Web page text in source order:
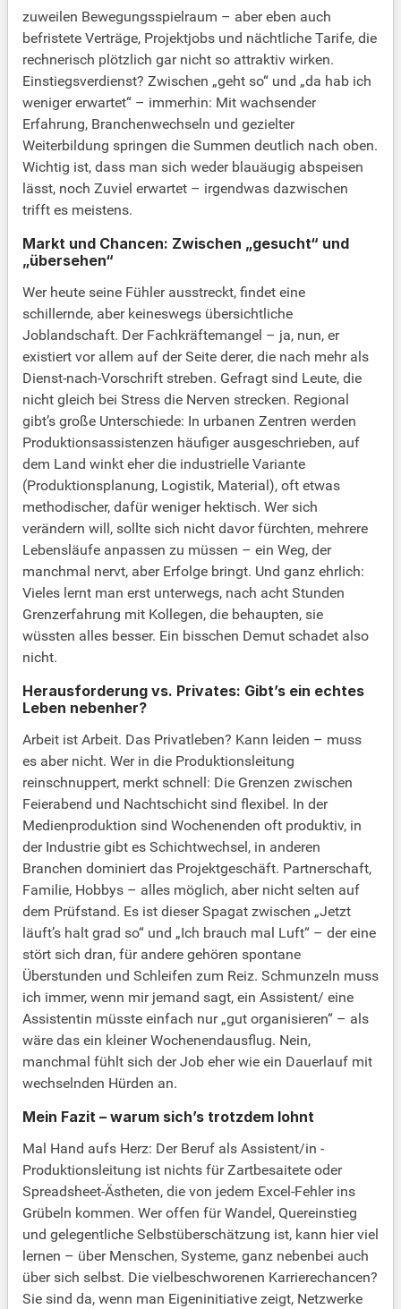
zuweilen Bewegungsspielraum – aber eben auch
befristete Verträge, Projektjobs und nächtliche Tarife, die
rechnerisch plötzlich gar nicht so attraktiv wirken.
Einstiegsverdienst? Zwischen „geht so“ und „da hab ich
weniger erwartet“ – immerhin: Mit wachsender
Erfahrung, Branchenwechseln und gezielter
Weiterbildung springen die Summen deutlich nach oben.
Wichtig ist, dass man sich weder blauäugig abspeisen
lässt, noch Zuviel erwartet – irgendwas dazwischen
trifft es meistens.
Markt und Chancen: Zwischen „gesucht“ und
„übersehen“
Wer heute seine Fühler ausstreckt, findet eine
schillernde, aber keineswegs übersichtliche
Joblandschaft. Der Fachkräftemangel – ja, nun, er
existiert vor allem auf der Seite derer, die nach mehr als
Dienst-nach-Vorschrift streben. Gefragt sind Leute, die
nicht gleich bei Stress die Nerven strecken. Regional
gibt’s große Unterschiede: In urbanen Zentren werden
Produktionsassistenzen häufiger ausgeschrieben, auf
dem Land winkt eher die industrielle Variante
(Produktionsplanung, Logistik, Material), oft etwas
methodischer, dafür weniger hektisch. Wer sich
verändern will, sollte sich nicht davor fürchten, mehrere
Lebensläufe anpassen zu müssen – ein Weg, der
manchmal nervt, aber Erfolge bringt. Und ganz ehrlich:
Vieles lernt man erst unterwegs, nach acht Stunden
Grenzerfahrung mit Kollegen, die behaupten, sie
wüssten alles besser. Ein bisschen Demut schadet also
nicht.
Herausforderung vs. Privates: Gibt’s ein echtes
Leben nebenher?
Arbeit ist Arbeit. Das Privatleben? Kann leiden – muss
es aber nicht. Wer in die Produktionsleitung
reinschnuppert, merkt schnell: Die Grenzen zwischen
Feierabend und Nachtschicht sind flexibel. In der
Medienproduktion sind Wochenenden oft produktiv, in
der Industrie gibt es Schichtwechsel, in anderen
Branchen dominiert das Projektgeschäft. Partnerschaft,
Familie, Hobbys – alles möglich, aber nicht selten auf
dem Prüfstand. Es ist dieser Spagat zwischen „Jetzt
läuft’s halt grad so“ und „Ich brauch mal Luft“ – der eine
stört sich dran, für andere gehören spontane
Überstunden und Schleifen zum Reiz. Schmunzeln muss
ich immer, wenn mir jemand sagt, ein Assistent/ eine
Assistentin müsste einfach nur „gut organisieren“ – als
wäre das ein kleiner Wochenendausflug. Nein,
manchmal fühlt sich der Job eher wie ein Dauerlauf mit
wechselnden Hürden an.
Mein Fazit – warum sich’s trotzdem lohnt
Mal Hand aufs Herz: Der Beruf als Assistent/in -
Produktionsleitung ist nichts für Zartbesaitete oder
Spreadsheet-Ästheten, die von jedem Excel-Fehler ins
Grübeln kommen. Wer offen für Wandel, Quereinstieg
und gelegentliche Selbstüberschätzung ist, kann hier viel
lernen – über Menschen, Systeme, ganz nebenbei auch
über sich selbst. Die vielbeschworenen Karrierechancen?
Sie sind da, wenn man Eigeninitiative zeigt, Netzwerke